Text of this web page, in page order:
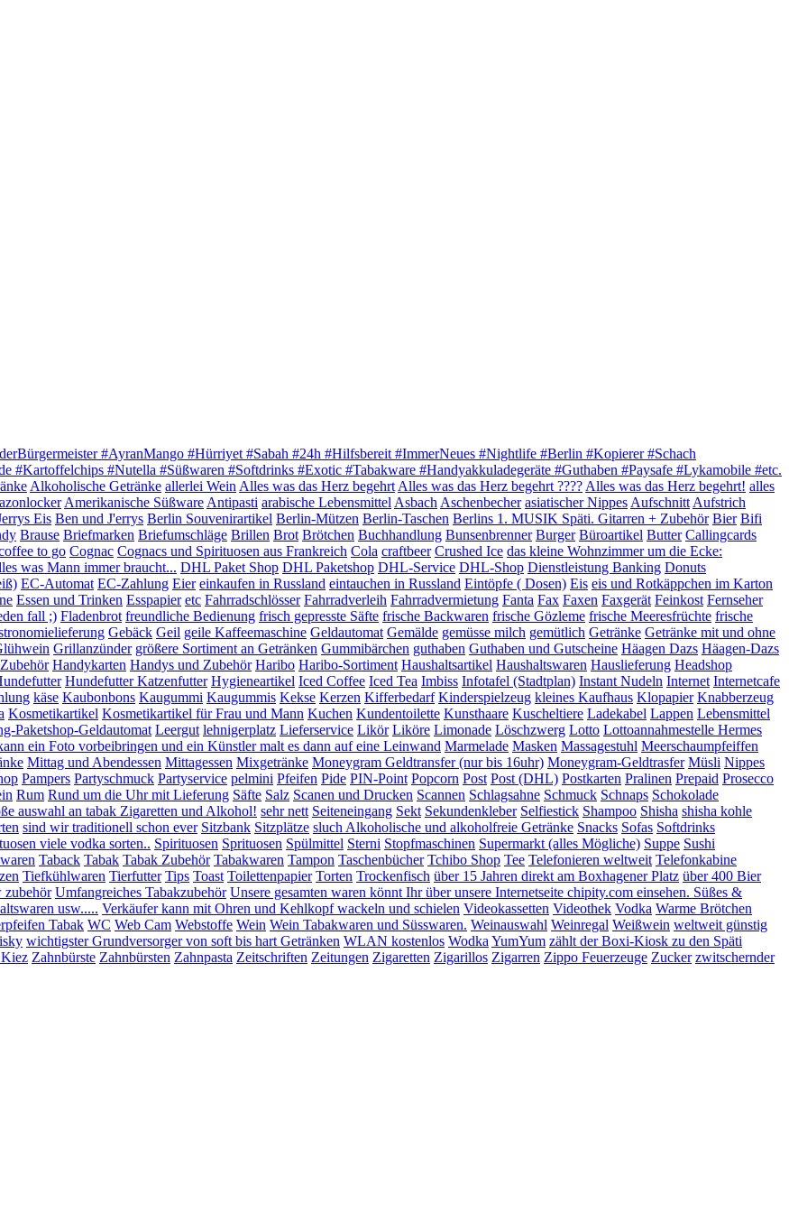
#AyranMango #Hürriyet #Sabah #24h #Hilfsbereit #ImmerNeues #Nightlife #Berlin #Kopierer #Schach
#Kartoffelchips #Nutella #Süßwaren #Softdrinks #Exotic #Tabakware #Handyakkuladegeräte #Guthaben #Paysafe #Lykamobile #etc.
Alkoholische Getränke allerlei Wein Alles was das Herz begehrt Alles was das Herz begehrt ???? Alles was das Herz begehrt! alles
Amerikanische Süßware Antipasti arabische Lebensmittel Asbach Aschenbecher asiatischer Nippes Aufschnitt Aufstrich
Eis Ben und J'errys Berlin Souvenirartikel Berlin-Mützen Berlin-Taschen Berlins 1. MUSIK Späti. Gitarren + Zubehör Bier Bifi
Brause Briefmarken Briefumschläge Brillen Brot Brötchen Buchhandlung Bunsenbrenner Burger Büroartikel Butter Callingcards
to go Cognac Cognacs und Spirituosen aus Frankreich Cola craftbeer Crushed Ice das kleine Wohnzimmer um die Ecke:
was Mann immer braucht... DHL Paket Shop DHL Paketshop DHL-Service DHL-Shop Dienstleistung Banking Donuts
EC-Automat EC-Zahlung Eier einkaufen in Russland eintauchen in Russland Eintöpfe ( Dosen) Eis eis und Rotkäppchen im Karton
Essen und Trinken Esspapier etc Fahrradschlösser Fahrradverleih Fahrradvermietung Fanta Fax Faxen Faxgerät Feinkost Fernseher
fall ;) Fladenbrot freundliche Bedienung frisch gepresste Säfte frische Backwaren frische Gözleme frische Meeresfrüchte frische
Gebäck Geil geile Kaffeemaschine Geldautomat Gemälde gemüsse milch gemütlich Getränke Getränke mit und ohne
Grillanzünder größere Sortiment an Getränken Gummibärchen guthaben Guthaben und Gutscheine Häagen Dazs Häagen-Dazs
Handykarten Handys und Zubehör Haribo Haribo-Sortiment Haushaltsartikel Haushaltswaren Hauslieferung Headshop
Hundefutter Katzenfutter Hygieneartikel Iced Coffee Iced Tea Imbiss Infotafel (Stadtplan) Instant Nudeln Internet Internetcafe
käse Kaubonbons Kaugummi Kaugummis Kekse Kerzen Kifferbedarf Kinderspielzeug kleines Kaufhaus Klopapier Knabberzeug
Kosmetikartikel Kosmetikartikel für Frau und Mann Kuchen Kundentoilette Kunsthaare Kuscheltiere Ladekabel Lappen Lebensmittel
Paketshop-Geldautomat Leergut lehnigerplatz Lieferservice Likör Liköre Limonade Löschzwerg Lotto Lottoannahmestelle Hermes
ein Foto vorbeibringen und ein Künstler malt es dann auf eine Leinwand Marmelade Masken Massagestuhl Meerschaumpfeiffen
Mittag und Abendessen Mittagessen Mixgetränke Moneygram Geldtransfer (nur bis 16uhr) Moneygram-Geldtrasfer Müsli Nippes
Pampers Partyschmuck Partyservice pelmini Pfeifen Pide PIN-Point Popcorn Post Post (DHL) Postkarten Pralinen Prepaid Prosecco
Rum Rund um die Uhr mit Lieferung Säfte Salz Scanen und Drucken Scannen Schlagsahne Schmuck Schnaps Schokolade
auswahl an tabak Zigaretten und Alkohol! sehr nett Seiteneingang Sekt Sekundenkleber Selfiestick Shampoo Shisha shisha kohle
sind wir traditionell schon ever Sitzbank Sitzplätze sluch Alkoholische und alkoholfreie Getränke Snacks Sofas Softdrinks
viele vodka sorten.. Spirituosen Sprituosen Spülmittel Sterni Stopfmaschinen Supermarkt (alles Mögliche) Suppe Sushi
Taback Tabak Tabak Zubehör Tabakwaren Tampon Taschenbücher Tchibo Shop Tee Telefonieren weltweit Telefonkabine
Tiefkühlwaren Tierfutter Tips Toast Toilettenpapier Torten Trockenfisch über 15 Jahren direkt am Boxhagener Platz über 400 Bier
zubehör Umfangreiches Tabakzubehör Unsere gesamten waren könnt Ihr über unsere Internetseite chipity.com einsehen. Süßes &
usw..... Verkäufer kann mit Ohren und Kehlkopf wackeln und schielen Videokassetten Videothek Vodka Warme Brötchen
Tabak WC Web Cam Webstoffe Wein Wein Tabakwaren und Süsswaren. Weinauswahl Weinregal Weißwein weltweit günstig
wichtigster Grundversorger von soft bis hart Getränken WLAN kostenlos Wodka YumYum zählt der Boxi-Kiosk zu den Späti
Zahnbürste Zahnbürsten Zahnpasta Zeitschriften Zeitungen Zigaretten Zigarillos Zigarren Zippo Feuerzeuge Zucker zwitschernder